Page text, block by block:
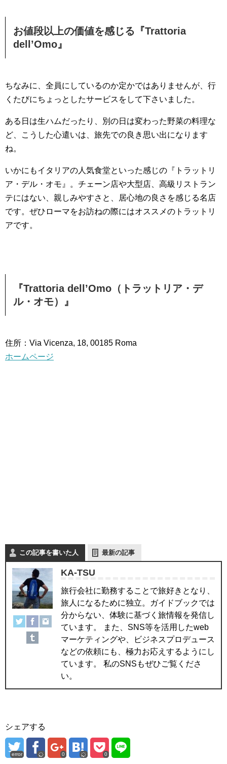
お値段以上の価値を感じる『Trattoria
dell’Omo』
ちなみに、全員にしているのか定かではありませんが、行
くたびにちょっとしたサービスをして下さいました。
ある日は生ハムだったり、別の日は変わった野菜の料理な
ど、こうした心遣いは、旅先での良き思い出になります
ね。
いかにもイタリアの人気食堂といった感じの『トラットリ
ア・デル・オモ』。チェーン店や大型店、高級リストラン
テにはない、親しみやすさと、居心地の良さを感じる名店
です。ぜひローマをお訪ねの際にはオススメのトラットリ
アです。
『Trattoria dell’Omo（トラットリア・デ
ル・オモ）』
住所：Via Vicenza, 18, 00185 Roma
ホームページ
この記事を書いた人 最新の記事
KA-TSU
旅行会社に勤務することで旅好きとなり、
旅人になるために独立。ガイドブックでは
分からない、体験に基づく旅情報を発信し
ています。 また、SNS等を活用したweb
マーケティングや、ビジネスプロデュース
などの依頼にも、極力お応えするようにし
ています。 私のSNSもぜひご覧くださ
い。
シェアする
error 0 0